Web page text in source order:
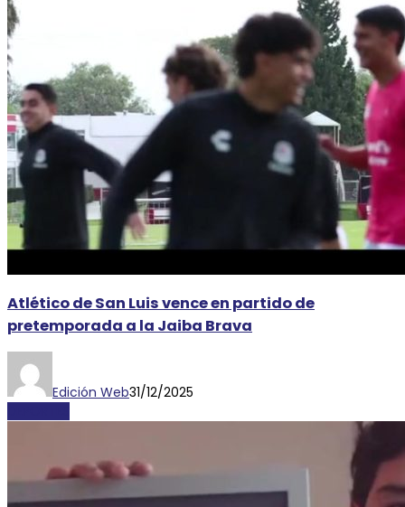
Atlético de San Luis vence en partido de
pretemporada a la Jaiba Brava
Edición Web31/12/2025